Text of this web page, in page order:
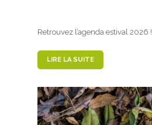
Retrouvez l’agenda estival 2026 !
LIRE LA SUITE